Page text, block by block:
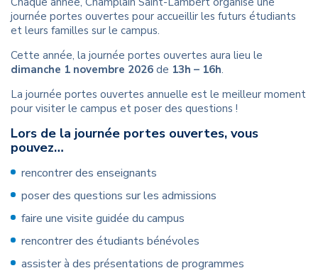
journée portes ouvertes pour accueillir les futurs étudiants
et leurs familles sur le campus.
Cette année, la journée portes ouvertes aura lieu le
dimanche 1 novembre 2026 de 13h – 16h.
La journée portes ouvertes annuelle est le meilleur moment
pour visiter le campus et poser des questions !
Lors de la journée portes ouvertes, vous
pouvez…
rencontrer des enseignants
poser des questions sur les admissions
faire une visite guidée du campus
rencontrer des étudiants bénévoles
assister à des présentations de programmes